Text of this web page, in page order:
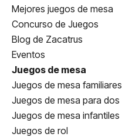
Mejores juegos de mesa
Concurso de Juegos
Blog de Zacatrus
Eventos
Juegos de mesa
Juegos de mesa familiares
Juegos de mesa para dos
Juegos de mesa infantiles
Juegos de rol